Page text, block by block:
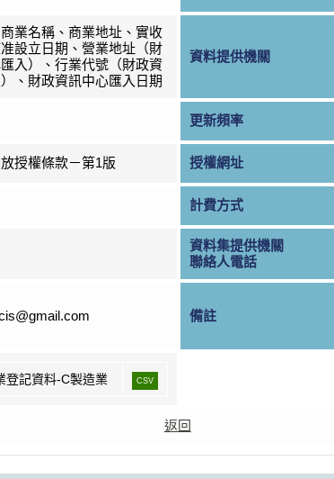
業名稱、商業地址、實收
設立日期、營業地址（財
入）、行業代號（財政資
、財政資訊中心匯入日期
資料提供機關
更新頻率
授權條款－第1版 授權網址
計費方式
資料集提供機關
聯絡人電話
備註
登記資料-C製造業 CSV
返回